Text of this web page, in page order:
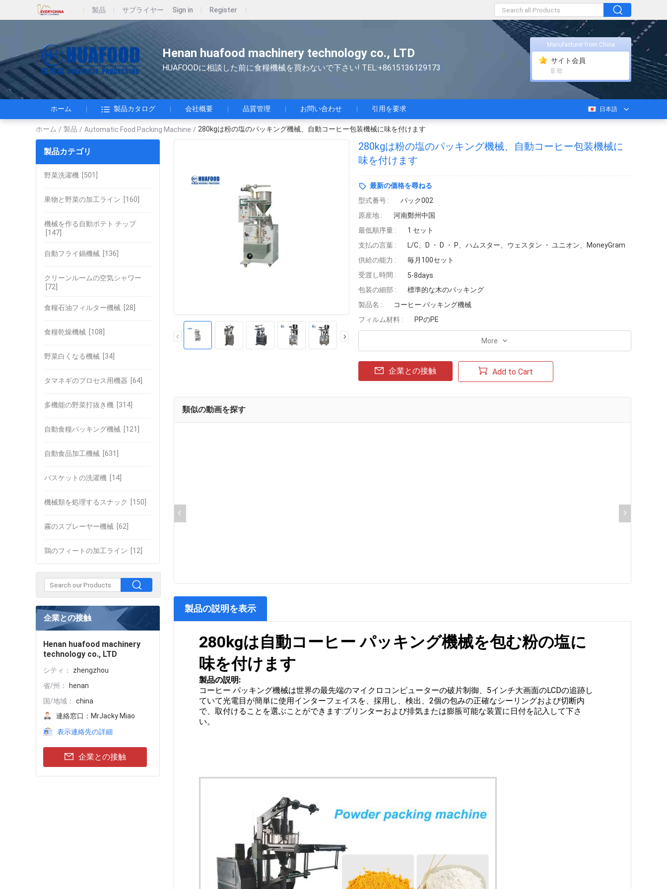
製品 サプライヤー Sign in Register
Henan huafood machinery technology co., LTD
HUAFOODに相談した前に食糧機械を買わないで下さい! TEL:+8615136129173
Manufacturer from China
サイト会員
8 年
ホーム 製品カタログ 会社概要 品質管理 お問い合わせ 引用を要求 日本語
ホーム / 製品 / Automatic Food Packing Machine / 280kgは粉の塩のパッキング機械、自動コーヒー包装機械に味を付けます
製品カテゴリ
野菜洗濯機 [501]
果物と野菜の加工ライン [160]
機械を作る自動ポテト チップ
[147]
自動フライ鍋機械 [136]
クリーンルームの空気シャワー
[72]
食糧石油フィルター機械 [28]
食糧乾燥機械 [108]
野菜白くなる機械 [34]
タマネギのプロセス用機器 [64]
多機能の野菜打抜き機 [314]
自動食糧パッキング機械 [121]
自動食品加工機械 [631]
バスケットの洗濯機 [14]
機械類を処理するスナック [150]
霧のスプレーヤー機械 [62]
鶏のフィートの加工ライン [12]
企業との接触
Henan huafood machinery
technology co., LTD
シティ：
zhengzhou
省/州：
henan
国/地域：
china
連絡窓口： MrJacky Miao
表示連絡先の詳細
企業との接触
280kgは粉の塩のパッキング機械、自動コーヒー包装機械に
味を付けます
最新の価格を尋ねる
型式番号 :
パック002
原産地 :
河南鄭州中国
最低順序量 :
1 セット
支払の言葉 :
L/C、D ・ D ・ P、ハムスター、ウェスタン ・ ユニオン、MoneyGram
供給の能力 :
毎月100セット
受渡し時間 :
5-8days
包装の細部 :
標準的な木のパッキング
製品名 :
コーヒー パッキング機械
フィルム材料 :
PPのPE
More
企業との接触 Add to Cart
類似の動画を探す
製品の説明を表示
280kgは自動コーヒー パッキング機械を包む粉の塩に
味を付けます
製品の説明:
コーヒー パッキング機械は世界の最先端のマイクロコンピューターの破片制御、5インチ大画面のLCDの追跡し
ていて光電目が簡単に使用インターフェイスを、採用し、検出、2個の包みの正確なシーリングおよび切断内
で、取付けることを選ぶことができます:プリンターおよび排気または膨脹可能な装置に日付を記入して下さ
い。